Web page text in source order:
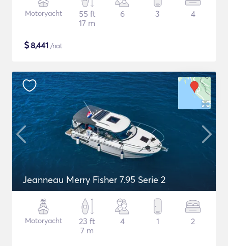
Motoryacht
55 ft
17 m
6 3 4
$8,441 /nat
Jeanneau Merry Fisher 7.95 Serie 2
Motoryacht
23 ft
7 m
4 1 2